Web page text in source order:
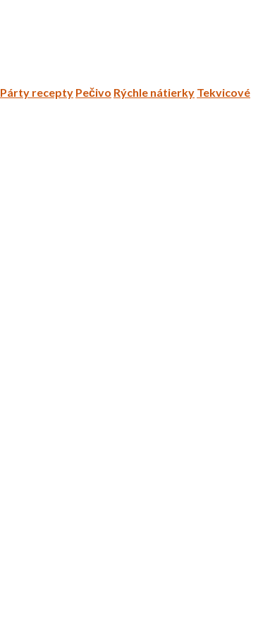
Párty recepty Pečivo Rýchle nátierky Tekvicové